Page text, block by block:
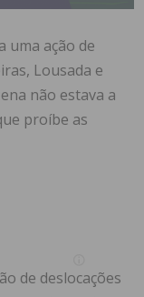
uma ação de
Lousada e
não estava a
proíbe as
de deslocações